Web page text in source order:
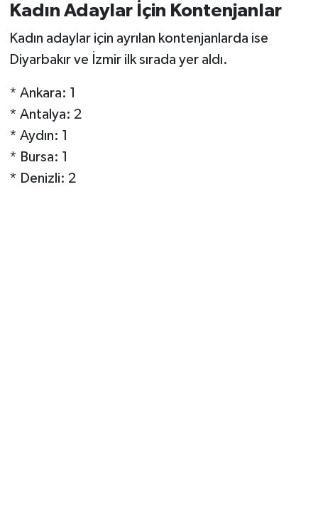
Kadın Adaylar İçin Kontenjanlar
Kadın adaylar için ayrılan kontenjanlarda ise
Diyarbakır ve İzmir ilk sırada yer aldı.
* Ankara: 1
* Antalya: 2
* Aydın: 1
* Bursa: 1
* Denizli: 2